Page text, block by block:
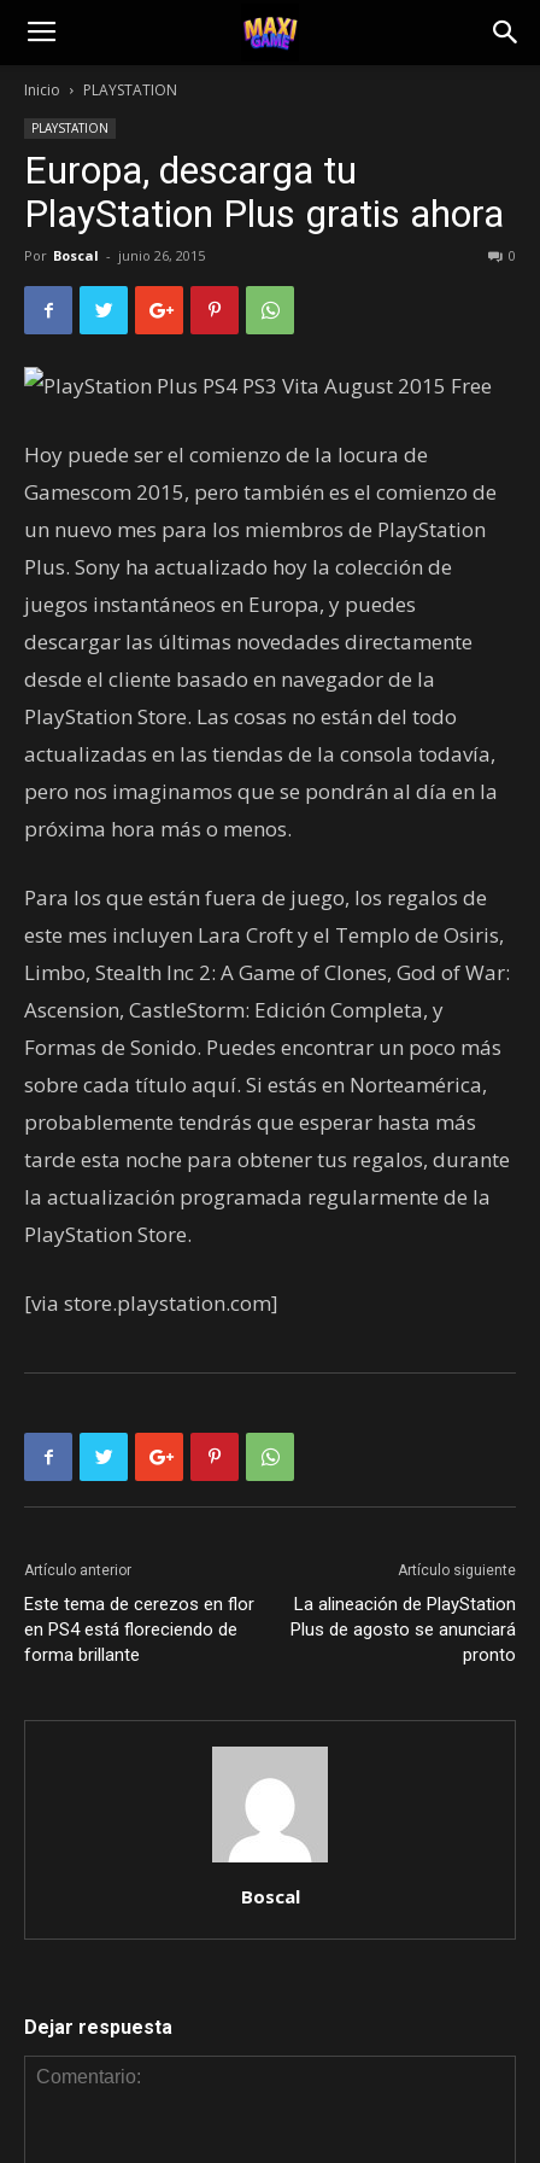
Inicio PLAYSTATION
PLAYSTATION
Europa, descarga tu
PlayStation Plus gratis ahora
Por Boscal - junio 26, 2015 0
Hoy puede ser el comienzo de la locura de
Gamescom 2015, pero también es el comienzo de
un nuevo mes para los miembros de PlayStation
Plus. Sony ha actualizado hoy la colección de
juegos instantáneos en Europa, y puedes
descargar las últimas novedades directamente
desde el cliente basado en navegador de la
PlayStation Store. Las cosas no están del todo
actualizadas en las tiendas de la consola todavía,
pero nos imaginamos que se pondrán al día en la
próxima hora más o menos.
Para los que están fuera de juego, los regalos de
este mes incluyen Lara Croft y el Templo de Osiris,
Limbo, Stealth Inc 2: A Game of Clones, God of War:
Ascension, CastleStorm: Edición Completa, y
Formas de Sonido. Puedes encontrar un poco más
sobre cada título aquí. Si estás en Norteamérica,
probablemente tendrás que esperar hasta más
tarde esta noche para obtener tus regalos, durante
la actualización programada regularmente de la
PlayStation Store.
[via store.playstation.com]
Artículo anterior
Este tema de cerezos en flor
en PS4 está floreciendo de
forma brillante
Artículo siguiente
La alineación de PlayStation
Plus de agosto se anunciará
pronto
Boscal
Dejar respuesta